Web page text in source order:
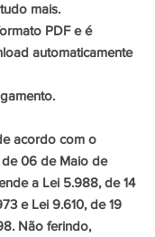
mais.
PDF e é
automaticamente
acordo com o
06 de Maio de
a Lei 5.988, de 14
e Lei 9.610, de 19
Não ferindo,